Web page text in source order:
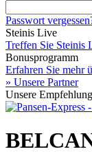
Passwort
Steinis Live
Treffen Sie Steinis
Bonusprogramm
Erfahren Sie mehr
» Unsere Partner
Unsere